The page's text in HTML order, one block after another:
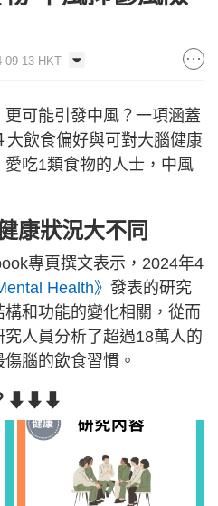
09-13 HKT
可能引發中風？一項涵蓋
大飲食偏好與可對大腦健康
吃1類食物的人士，中風
康狀況大不同
專頁撰文表示，2024年4
Health》 發表的研究
和功能的變化相關，從而
人員分析了超過18萬人的
腦的飲食習慣。
？⬇⬇⬇